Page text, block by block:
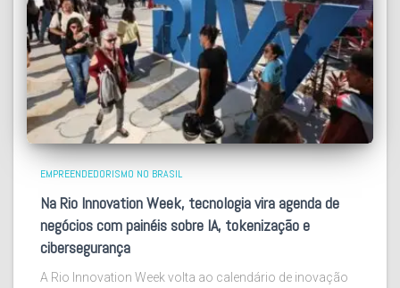
EMPREENDEDORISMO NO BRASIL
Na Rio Innovation Week, tecnologia vira agenda de
negócios com painéis sobre IA, tokenização e
cibersegurança
A Rio Innovation Week volta ao calendário de inovação